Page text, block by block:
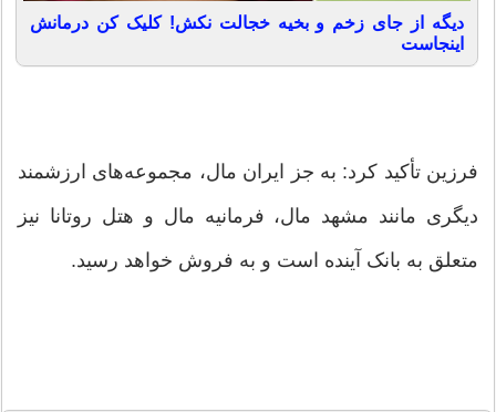
دیگه از جای زخم و بخیه خجالت نکش! کلیک کن درمانش
اینجاست
فرزین تأکید کرد: به جز ایران مال، مجموعه‌های ارزشمند
دیگری مانند مشهد مال، فرمانیه مال و هتل روتانا نیز
متعلق به بانک آینده است و به فروش خواهد رسید.